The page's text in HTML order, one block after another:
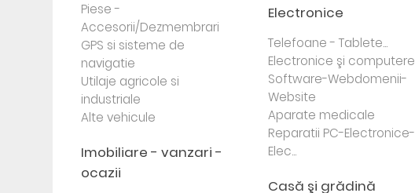
Piese -
Accesorii/Dezmembrari
GPS si sisteme de
navigatie
Utilaje agricole si
industriale
Alte vehicule
Imobiliare - vanzari -
ocazii
Electronice
Telefoane - Tablete...
Electronice şi computere
Software-Webdomenii-
Website
Aparate medicale
Reparatii PC-Electronice-
Elec...
Casă şi grădină